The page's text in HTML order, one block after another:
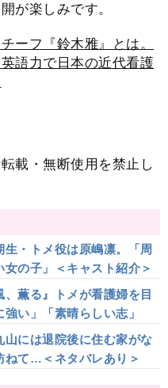
が楽しみです。
ーフ『鈴木雅』とは。
語力で日本の近代看護
載・無断使用を禁止し
生・トメ役は原嶋凛。「周
の子」＜キャスト紹介＞
薫る』トメが看護婦を目
い」「素晴らしい志」
には退院後に住む家がな
ねて…＜ネタバレあり＞